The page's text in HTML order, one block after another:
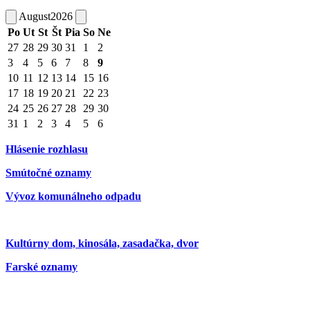
August2026
Po Ut St Št Pia So Ne
27 28 29 30 31 1
2
3
4 5 6 7 8
9
10 11 12 13 14 15 16
17 18 19 20 21 22 23
24 25 26 27 28 29 30
31 1 2 3 4 5 6
Hlásenie rozhlasu
Smútočné oznamy
Vývoz komunálneho odpadu
Kultúrny dom, kinosála, zasadačka, dvor
Farské oznamy